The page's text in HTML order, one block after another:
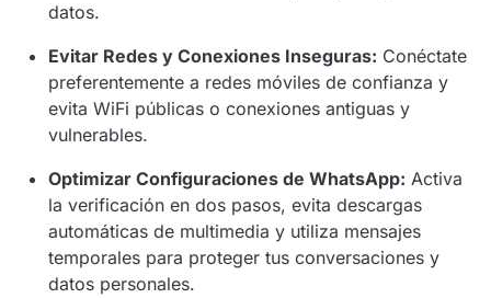
datos.
Evitar Redes y Conexiones Inseguras: Conéctate
preferentemente a redes móviles de confianza y
evita WiFi públicas o conexiones antiguas y
vulnerables.
Optimizar Configuraciones de WhatsApp: Activa
la verificación en dos pasos, evita descargas
automáticas de multimedia y utiliza mensajes
temporales para proteger tus conversaciones y
datos personales.